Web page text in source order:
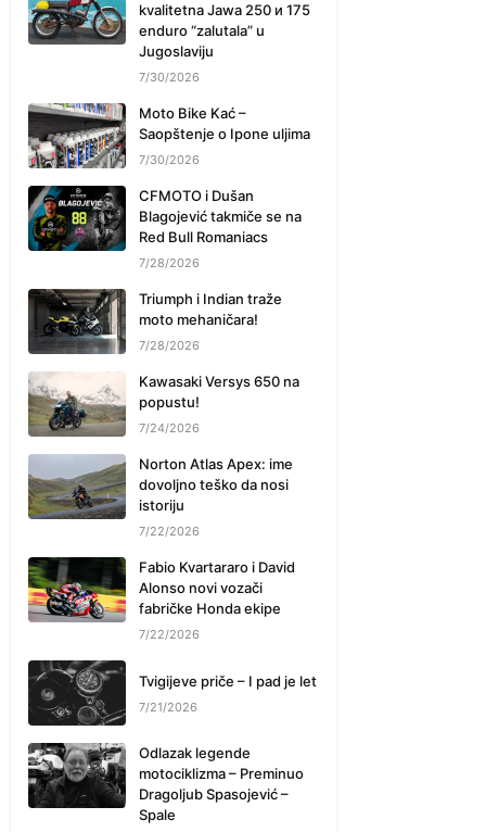
kvalitetna Jawa 250 и 175
enduro “zalutala” u
Jugoslaviju
7/30/2026
Moto Bike Kać –
Saopštenje o Ipone uljima
7/30/2026
CFMOTO i Dušan
Blagojević takmiče se na
Red Bull Romaniacs
7/28/2026
Triumph i Indian traže
moto mehaničara!
7/28/2026
Kawasaki Versys 650 na
popustu!
7/24/2026
Norton Atlas Apex: ime
dovoljno teško da nosi
istoriju
7/22/2026
Fabio Kvartararo i David
Alonso novi vozači
fabričke Honda ekipe
7/22/2026
Tvigijeve priče – I pad je let
7/21/2026
Odlazak legende
motociklizma – Preminuo
Dragoljub Spasojević –
Spale